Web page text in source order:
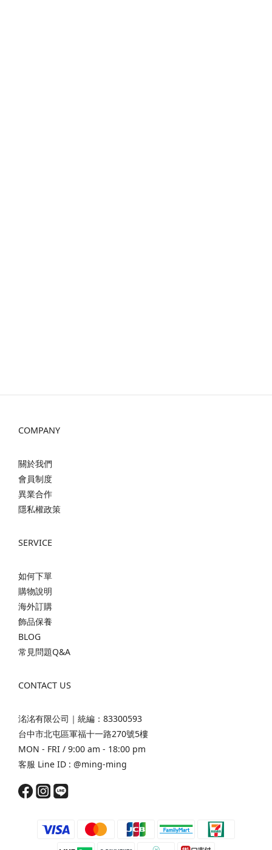
COMPANY
關於我們
會員制度
異業合作
隱私權政策
SERVICE
如何下單
購物說明
海外訂購
飾品保養
BLOG
常見問題Q&A
CONTACT US
洺洺有限公司｜統編：83300593
台中市北屯區軍福十一路270號5樓
MON - FRI / 9:00 am - 18:00 pm
客服 Line ID : @ming-ming